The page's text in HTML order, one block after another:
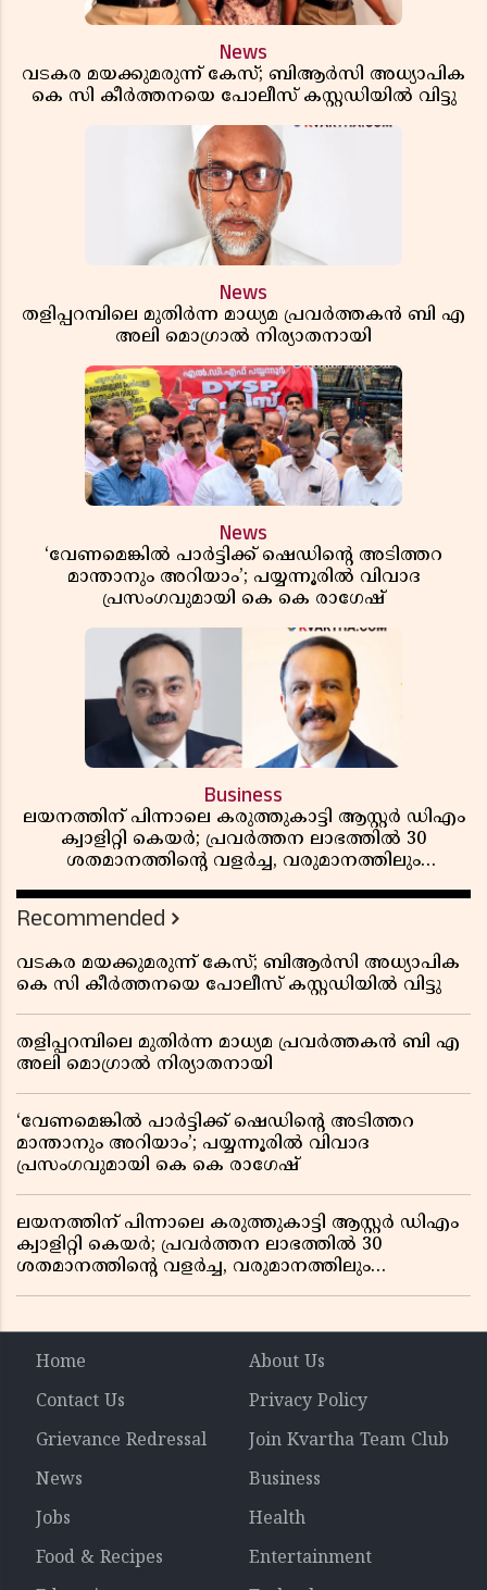
News
വടകര മയക്കുമരുന്ന് കേസ്; ബിആർസി അധ്യാപിക
കെ സി കീർത്തനയെ പോലീസ് കസ്റ്റഡിയിൽ വിട്ടു
News
തളിപ്പറമ്പിലെ മുതിർന്ന മാധ്യമ പ്രവർത്തകൻ ബി എ
അലി മൊഗ്രാൽ നിര്യാതനായി
News
‘വേണമെങ്കിൽ പാർട്ടിക്ക് ഷെഡിൻ്റെ അടിത്തറ
മാന്താനും അറിയാം’; പയ്യന്നൂരിൽ വിവാദ
പ്രസംഗവുമായി കെ കെ രാഗേഷ്
Business
ലയനത്തിന് പിന്നാലെ കരുത്തുകാട്ടി ആസ്റ്റർ ഡിഎം
ക്വാളിറ്റി കെയർ; പ്രവർത്തന ലാഭത്തിൽ 30
ശതമാനത്തിൻ്റെ വളർച്ച, വരുമാനത്തിലും
റിപ്പോർട്ട് പുറത്ത്
Recommended
വടകര മയക്കുമരുന്ന് കേസ്; ബിആർസി അധ്യാപിക
കെ സി കീർത്തനയെ പോലീസ് കസ്റ്റഡിയിൽ വിട്ടു
തളിപ്പറമ്പിലെ മുതിർന്ന മാധ്യമ പ്രവർത്തകൻ ബി എ
അലി മൊഗ്രാൽ നിര്യാതനായി
‘വേണമെങ്കിൽ പാർട്ടിക്ക് ഷെഡിൻ്റെ അടിത്തറ
മാന്താനും അറിയാം’; പയ്യന്നൂരിൽ വിവാദ
പ്രസംഗവുമായി കെ കെ രാഗേഷ്
ലയനത്തിന് പിന്നാലെ കരുത്തുകാട്ടി ആസ്റ്റർ ഡിഎം
ക്വാളിറ്റി കെയർ; പ്രവർത്തന ലാഭത്തിൽ 30
ശതമാനത്തിൻ്റെ വളർച്ച, വരുമാനത്തിലും
Home
About Us
Contact Us
Privacy Policy
Grievance Redressal
Join Kvartha Team Club
News
Business
Jobs
Health
Food & Recipes
Entertainment